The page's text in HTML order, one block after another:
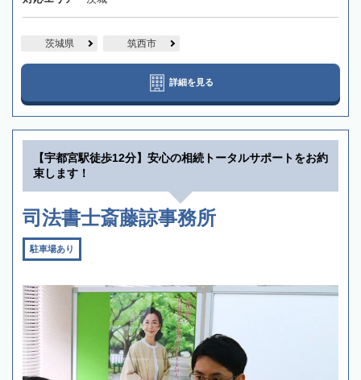
茨城県 筑西市
詳細を見る
【宇都宮駅徒歩12分】安心の相続トータルサポートをお約
束します！
司法書士斎藤諒事務所
駐車場あり